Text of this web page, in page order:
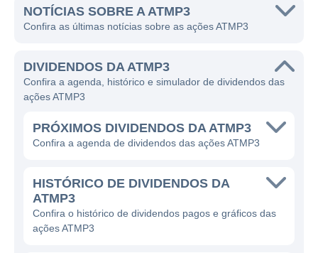
NOTÍCIAS SOBRE A ATMP3
Confira as últimas notícias sobre as ações ATMP3
DIVIDENDOS DA ATMP3
Confira a agenda, histórico e simulador de dividendos das
ações ATMP3
PRÓXIMOS DIVIDENDOS DA ATMP3
Confira a agenda de dividendos das ações ATMP3
HISTÓRICO DE DIVIDENDOS DA
ATMP3
Confira o histórico de dividendos pagos e gráficos das
ações ATMP3